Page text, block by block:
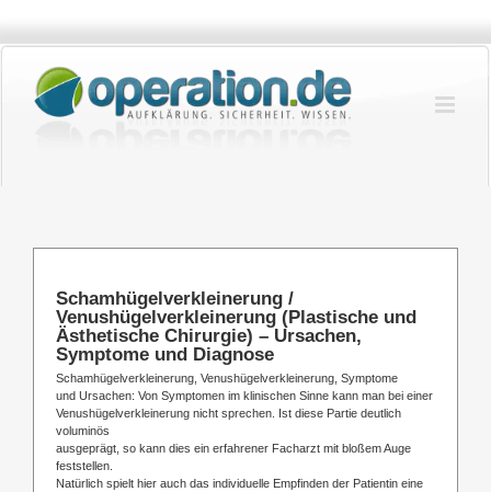
springen
Schamhügelverkleinerung /
Venushügelverkleinerung (Plastische und
Ästhetische Chirurgie) – Ursachen,
Symptome und Diagnose
Schamhügelverkleinerung, Venushügelverkleinerung, Symptome
und Ursachen: Von Symptomen im klinischen Sinne kann man bei einer
Venushügelverkleinerung nicht sprechen. Ist diese Partie deutlich
voluminös
ausgeprägt, so kann dies ein erfahrener Facharzt mit bloßem Auge
feststellen.
Natürlich spielt hier auch das individuelle Empfinden der Patientin eine